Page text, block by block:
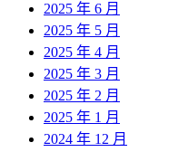
2025 年 6 月
2025 年 5 月
2025 年 4 月
2025 年 3 月
2025 年 2 月
2025 年 1 月
2024 年 12 月